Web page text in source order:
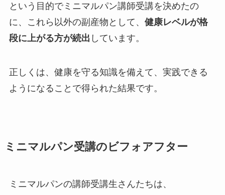
という目的でミニマルパン講師受講を決めたの
に、これら以外の副産物として、 健康レベルが格
段に上がる方が続出 しています。
正しくは、健康を守る知識を備えて、実践できる
ようになることで得られた結果です。
ミニマルパン受講のビフォアフター
ミニマルパンの講師受講生さんたちは、